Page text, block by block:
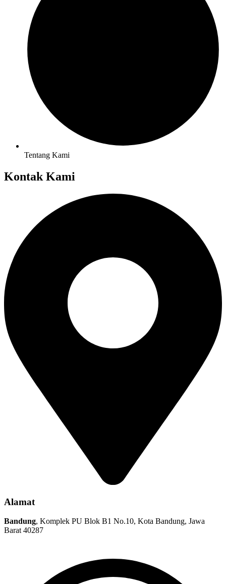
Tentang Kami
Kontak Kami
Alamat
Bandung, Komplek PU Blok B1 No.10, Kota Bandung, Jawa
Barat 40287